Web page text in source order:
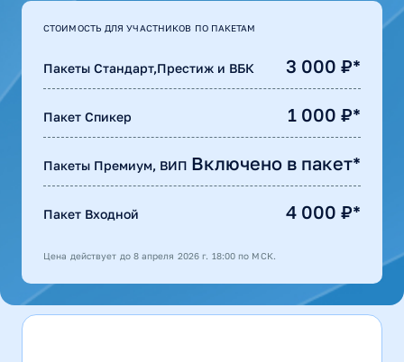
СТОИМОСТЬ ДЛЯ УЧАСТНИКОВ ПО ПАКЕТАМ
Пакеты Стандарт,Престиж и ВБК 3 000 ₽*
Пакет Спикер 1 000 ₽*
Пакеты Премиум, ВИП Включено в пакет*
Пакет Входной 4 000 ₽*
Цена действует до 8 апреля 2026 г. 18:00 по МСК.